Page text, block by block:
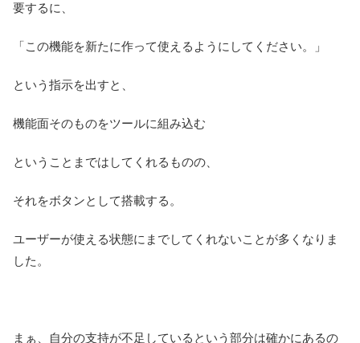
要するに、
「この機能を新たに作って使えるようにしてください。」
という指示を出すと、
機能面そのものをツールに組み込む
ということまではしてくれるものの、
それをボタンとして搭載する。
ユーザーが使える状態にまでしてくれないことが多くなりま
した。
まぁ、自分の支持が不足しているという部分は確かにあるの